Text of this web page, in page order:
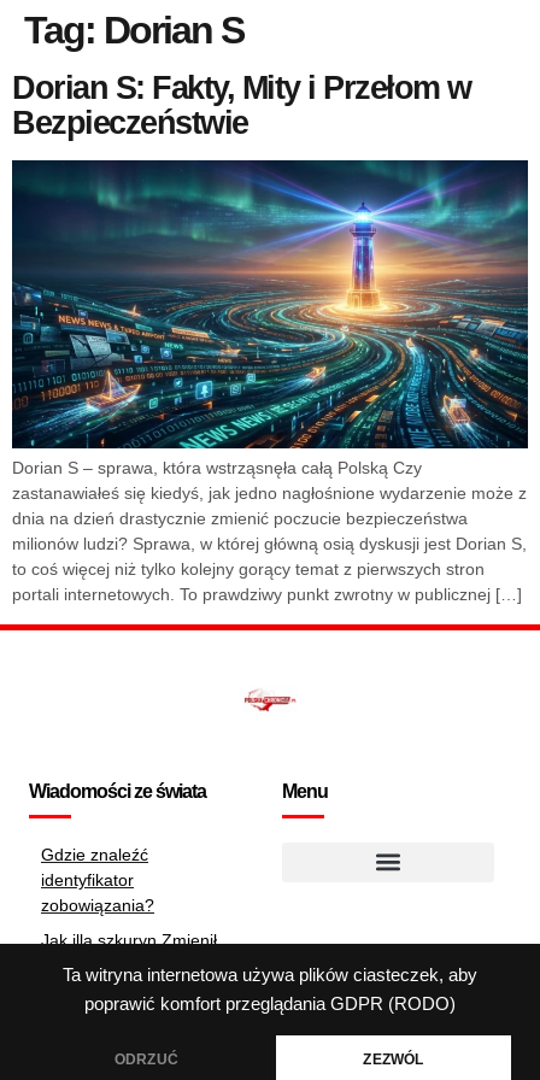
Ta witryna internetowa używa plików ciasteczek, aby
poprawić komfort przeglądania GDPR (RODO)
ODRZUĆ ZEZWÓL
Tag: Dorian S
Dorian S: Fakty, Mity i Przełom w
Bezpieczeństwie
Dorian S – sprawa, która wstrząsnęła całą Polską Czy
zastanawiałeś się kiedyś, jak jedno nagłośnione wydarzenie może z
dnia na dzień drastycznie zmienić poczucie bezpieczeństwa
milionów ludzi? Sprawa, w której główną osią dyskusji jest Dorian S,
to coś więcej niż tylko kolejny gorący temat z pierwszych stron
portali internetowych. To prawdziwy punkt zwrotny w publicznej […]
Wiadomości ze świata
Gdzie znaleźć
identyfikator
zobowiązania?
Jak illa szkuryn Zmienił
Oblicze Polskiej Ligi
Finał marzeń: puchar
Menu